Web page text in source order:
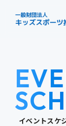
イベントスケ